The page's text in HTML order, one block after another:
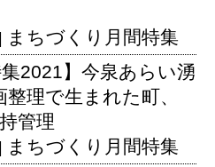
まちづくり月間特集
2021】今泉あらい湧
理で生まれた町、
管理
まちづくり月間特集